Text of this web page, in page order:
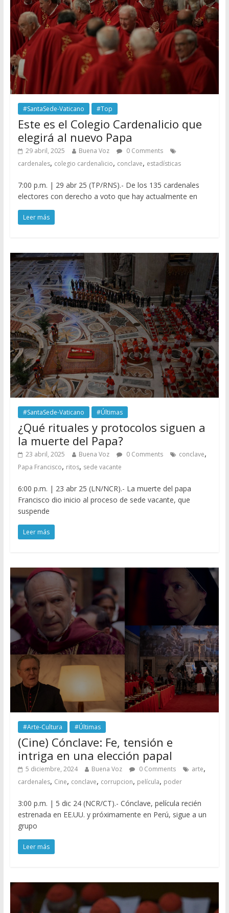
#SantaSede-Vaticano #Top
Este es el Colegio Cardenalicio que
elegirá al nuevo Papa
29 abril, 2025 Buena Voz
0 Comments
cardenales, colegio cardenalicio, conclave, estadísticas
7:00 p.m. | 29 abr 25 (TP/RNS).- De los 135 cardenales
electores con derecho a voto que hay actualmente en
Leer más
#SantaSede-Vaticano #Últimas
¿Qué rituales y protocolos siguen a
la muerte del Papa?
23 abril, 2025 Buena Voz 0 Comments conclave,
Papa Francisco, ritos, sede vacante
6:00 p.m. | 23 abr 25 (LN/NCR).- La muerte del papa
Francisco dio inicio al proceso de sede vacante, que
suspende
Leer más
#Arte-Cultura #Últimas
(Cine) Cónclave: Fe, tensión e
intriga en una elección papal
5 diciembre, 2024 Buena Voz 0 Comments arte,
cardenales, Cine, conclave, corrupcion, película, poder
3:00 p.m. | 5 dic 24 (NCR/CT).- Cónclave, película recién
estrenada en EE.UU. y próximamente en Perú, sigue a un
grupo
Leer más